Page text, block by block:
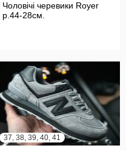
Чоловічі черевики Royer
р.44-28см.
37, 38, 39, 40, 41